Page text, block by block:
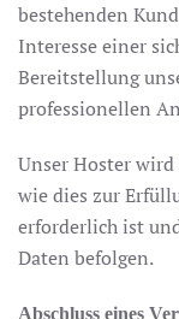
bestehenden
Interesse einer
Bereitstellung
professionellen
Unser Hoster
wie dies zur
erforderlich ist
Daten befolgen.
Abschluss eines